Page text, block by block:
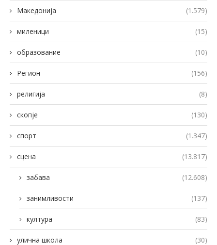
Македонија (1.579)
миленици (15)
образование (10)
Регион (156)
религија (8)
скопје (130)
спорт (1.347)
сцена (13.817)
забава (12.608)
занимливости (137)
култура (83)
улична школа (30)